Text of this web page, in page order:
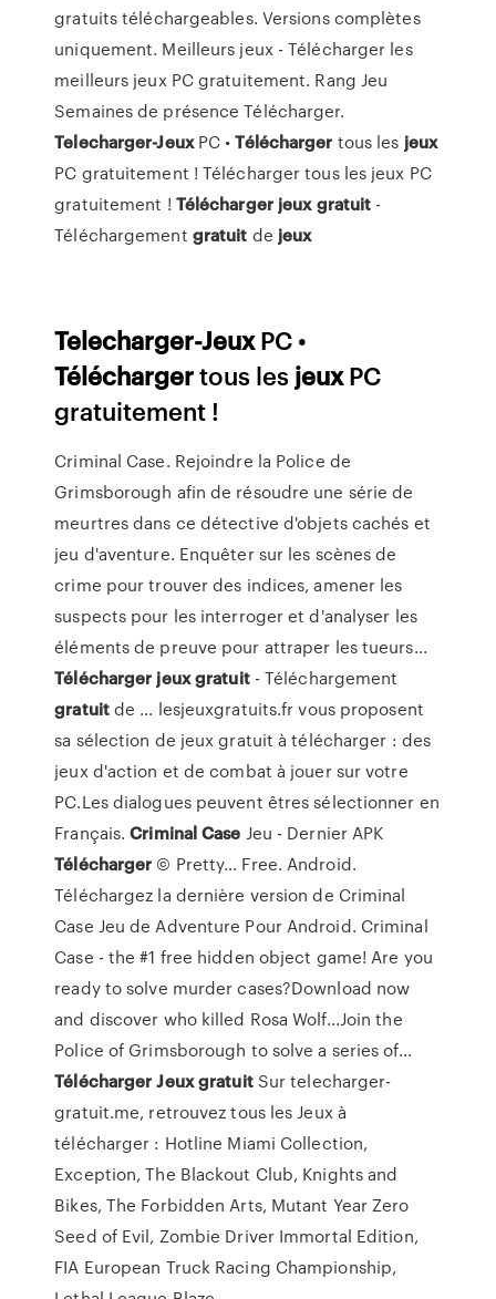
gratuits téléchargeables. Versions complètes
uniquement. Meilleurs jeux - Télécharger les
meilleurs jeux PC gratuitement. Rang Jeu
Semaines de présence Télécharger.
Telecharger-JeuxPC •Télécharger tous les jeux
PC gratuitement ! Télécharger tous les jeux PC
gratuitement ! Télécharger jeux gratuit -
Téléchargement gratuit de jeux
Telecharger-JeuxPC •
Téléchargertous les jeuxPC
gratuitement !
Criminal Case. Rejoindre la Police de
Grimsborough afin de résoudre une série de
meurtres dans ce détective d'objets cachés et
jeu d'aventure. Enquêter sur les scènes de
crime pour trouver des indices, amener les
suspects pour les interroger et d'analyser les
éléments de preuve pour attraper les tueurs...
Télécharger jeuxgratuit- Téléchargement
gratuitde … lesjeuxgratuits.fr vous proposent
sa sélection de jeux gratuit à télécharger : des
jeux d'action et de combat à jouer sur votre
PC.Les dialogues peuvent êtres sélectionner en
Français.CriminalCase Jeu - Dernier APK
Télécharger © Pretty… Free. Android.
Téléchargez la dernière version de Criminal
Case Jeu de Adventure Pour Android. Criminal
Case - the #1 free hidden object game! Are you
ready to solve murder cases?Download now
and discover who killed Rosa Wolf...Join the
Police of Grimsborough to solve a series of...
Télécharger JeuxgratuitSur telecharger-
gratuit.me, retrouvez tous les Jeux à
télécharger : Hotline Miami Collection,
Exception, The Blackout Club, Knights and
Bikes, The Forbidden Arts, Mutant Year Zero
Seed of Evil, Zombie Driver Immortal Edition,
FIA European Truck Racing Championship,